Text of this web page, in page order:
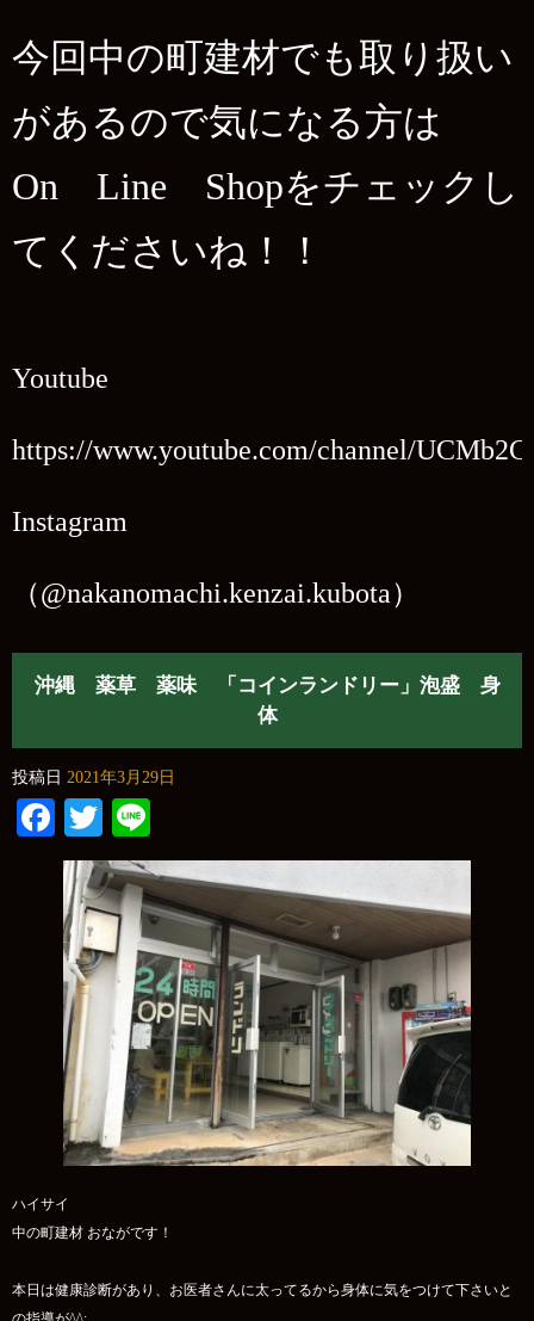
今回中の町建材でも取り扱い
があるので気になる方は
On Line Shopをチェックし
てくださいね！！
Youtube
https://www.youtube.com/channel/
Instagram
（@nakanomachi.kenzai.kubota）
沖縄 薬草 薬味 「コインランドリー」泡盛 身
体
投稿日 2021年3月29日
Facebook
Twitter
ハイサイ
中の町建材 おながです！
本日は健康診断があり、お医者さんに太ってるから身体に気をつけて下さいと